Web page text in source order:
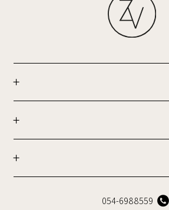
054-6988559